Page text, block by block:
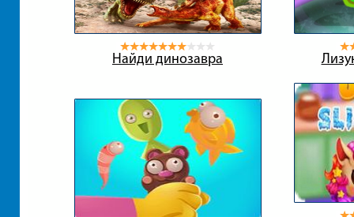
Найди динозавра